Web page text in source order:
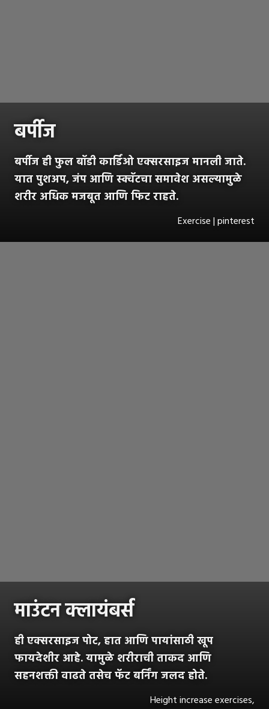
बर्पीज
बर्पीज ही फुल बॉडी कार्डिओ एक्सरसाइज मानली जाते.
यात पुशअप, जंप आणि स्क्वॅटचा समावेश असल्यामुळे
शरीर अधिक मजबूत आणि फिट राहते.
Exercise | pinterest
माउंटन क्लायंबर्स
ही एक्सरसाइज पोट, हात आणि पायांसाठी खूप
फायदेशीर आहे. यामुळे शरीराची ताकद आणि
सहनशक्ती वाढते तसेच फॅट बर्निंग जलद होते.
Height increase exercises,